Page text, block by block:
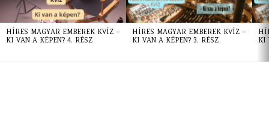
HÍRES MAGYAR EMBEREK KVÍZ –
KI VAN A KÉPEN? 4. RÉSZ
HÍRES MAGYAR EMBEREK KVÍZ –
KI VAN A KÉPEN? 3. RÉSZ
KI